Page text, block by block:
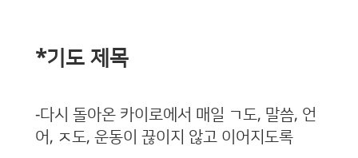
*기도 제목
-다시 돌아온 카이로에서 매일 ㄱ도, 말씀, 언
어, ㅈ도, 운동이 끊이지 않고 이어지도록